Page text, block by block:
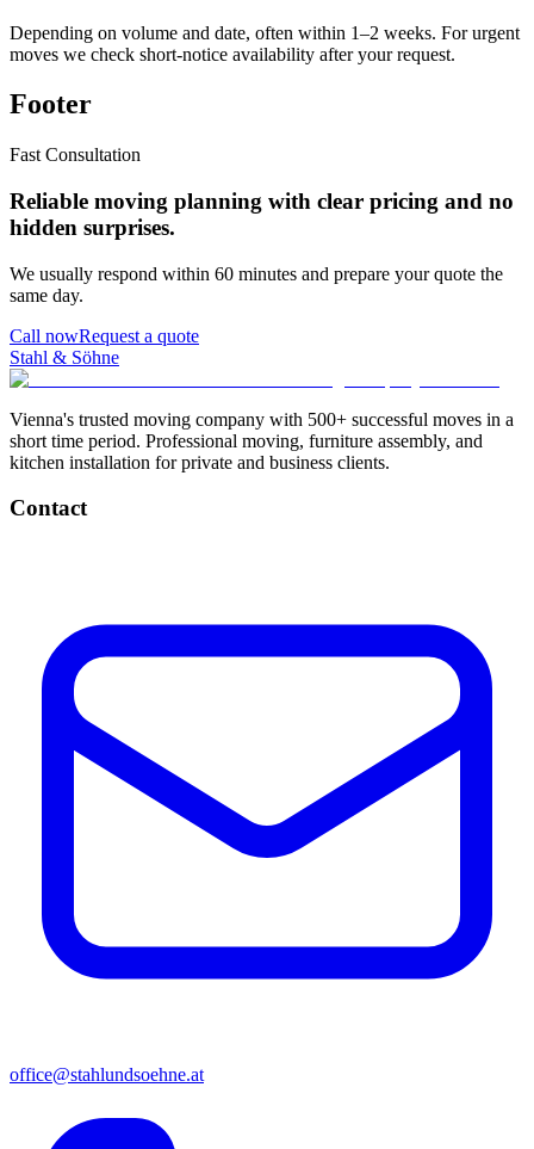
Depending on volume and date, often within 1–2 weeks. For urgent
moves we check short-notice availability after your request.
Footer
Fast Consultation
Reliable moving planning with clear pricing and no
hidden surprises.
We usually respond within 60 minutes and prepare your quote the
same day.
Call nowRequest a quote
Stahl & Söhne
Vienna's trusted moving company with 500+ successful moves in a
short time period. Professional moving, furniture assembly, and
kitchen installation for private and business clients.
Contact
office@stahlundsoehne.at